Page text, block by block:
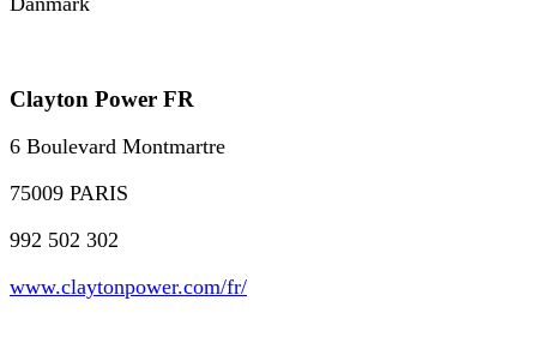
Clayton Power FR
6 Boulevard Montmartre
75009 PARIS
992 502 302
www.claytonpower.com/fr/